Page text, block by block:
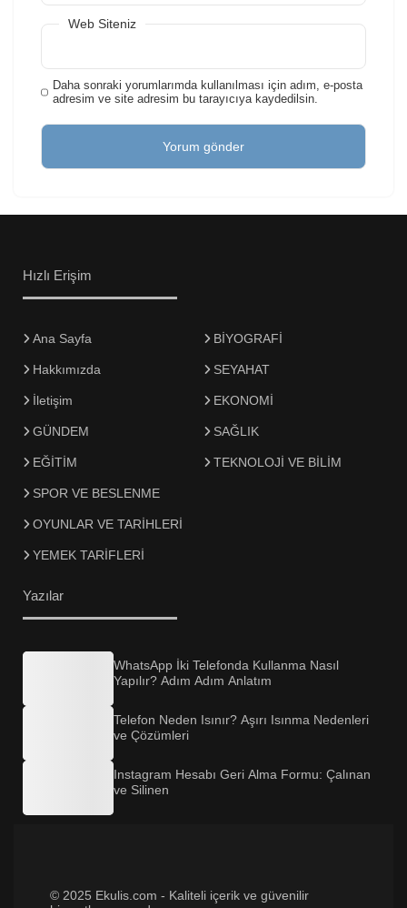
Web Siteniz
Daha sonraki yorumlarımda kullanılması için adım, e-posta
adresim ve site adresim bu tarayıcıya kaydedilsin.
Hızlı Erişim
Ana Sayfa
Hakkımızda
İletişim
GÜNDEM
EĞİTİM
BİYOGRAFİ
SEYAHAT
EKONOMİ
SAĞLIK
TEKNOLOJİ VE BİLİM
SPOR VE BESLENME
OYUNLAR VE TARİHLERİ
YEMEK TARİFLERİ
Yazılar
WhatsApp İki Telefonda Kullanma Nasıl
Yapılır? Adım Adım Anlatım
Telefon Neden Isınır? Aşırı Isınma Nedenleri
ve Çözümleri
Instagram Hesabı Geri Alma Formu: Çalınan
ve Silinen
© 2025 Ekulis.com - Kaliteli içerik ve güvenilir